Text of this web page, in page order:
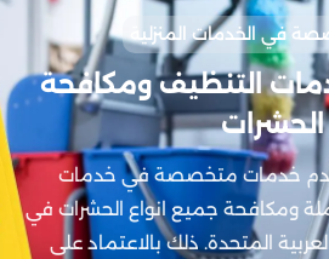
في الخدمات المنزلية
التنظيف ومكافحة
الحشرات
خدمات متخصصة في خدمات
ومكافحة جميع انواع الحشرات في
المتحدة. ذلك بالاعتماد على